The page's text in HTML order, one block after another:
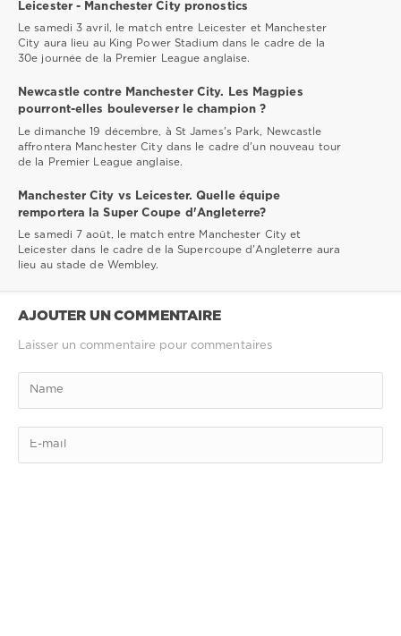
Leicester - Manchester City pronostics
Le samedi 3 avril, le match entre Leicester et Manchester
City aura lieu au King Power Stadium dans le cadre de la
30e journée de la Premier League anglaise.
Newcastle contre Manchester City. Les Magpies
pourront-elles bouleverser le champion ?
Le dimanche 19 décembre, à St James's Park, Newcastle
affrontera Manchester City dans le cadre d'un nouveau tour
de la Premier League anglaise.
Manchester City vs Leicester. Quelle équipe
remportera la Super Coupe d'Angleterre?
Le samedi 7 août, le match entre Manchester City et
Leicester dans le cadre de la Supercoupe d'Angleterre aura
lieu au stade de Wembley.
AJOUTER UN COMMENTAIRE
Laisser un commentaire pour commentaires